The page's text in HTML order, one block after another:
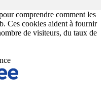
comprendre comment les
Ces cookies aident à fournir
de visiteurs, du taux de